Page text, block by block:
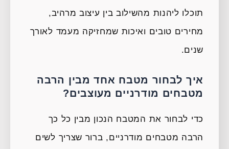
תוכלו ליהנות מהשילוב בין עיצוב מרהיב,
מחירים טובים ואיכות שמחזיקה מעמד לאורך
שנים.
איך לבחור מטבח אחד מבין הרבה
מטבחים מודרניים מעוצבים?
כדי לבחור את המטבח הנכון מבין כל כך
הרבה מטבחים מודרניים, ברור שצריך לשים